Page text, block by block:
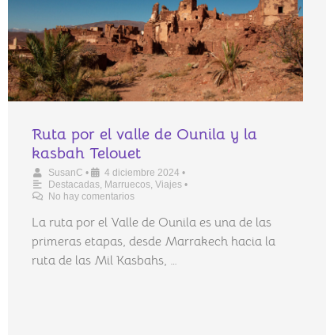
Ruta por el valle de Ounila y la
kasbah Telouet
SusanC • 4 diciembre 2024 •
Destacadas Marruecos Viajes •
No hay comentarios
La ruta por el Valle de Ounila es una de las
primeras etapas, desde Marrakech hacia la
ruta de las Mil Kasbahs, …